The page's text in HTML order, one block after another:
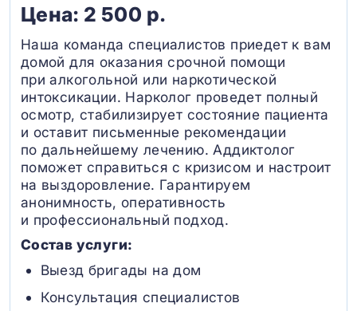
Цена: 2 500 р.
Наша команда специалистов приедет к вам
домой для оказания срочной помощи
при алкогольной или наркотической
интоксикации. Нарколог проведет полный
осмотр, стабилизирует состояние пациента
и оставит письменные рекомендации
по дальнейшему лечению. Аддиктолог
поможет справиться с кризисом и настроит
на выздоровление. Гарантируем
анонимность, оперативность
и профессиональный подход.
Состав услуги:
Выезд бригады на дом
Консультация специалистов